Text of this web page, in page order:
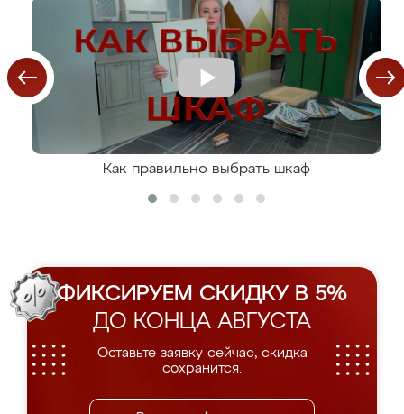
Как правильно выбрать шкаф
ФИКСИРУЕМ СКИДКУ В 5%
ДО КОНЦА АВГУСТА
Оставьте заявку сейчас, скидка
сохранится.